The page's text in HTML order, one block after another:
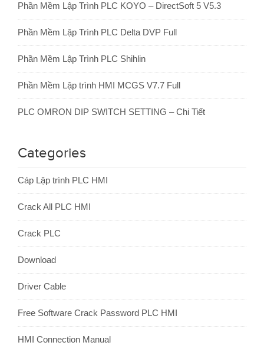
Phần Mềm Lập Trình PLC KOYO – DirectSoft 5 V5.3
Phần Mềm Lập Trình PLC Delta DVP Full
Phần Mềm Lập Trình PLC Shihlin
Phần Mềm Lập trình HMI MCGS V7.7 Full
PLC OMRON DIP SWITCH SETTING – Chi Tiết
Categories
Cáp Lập trình PLC HMI
Crack All PLC HMI
Crack PLC
Download
Driver Cable
Free Software Crack Password PLC HMI
HMI Connection Manual